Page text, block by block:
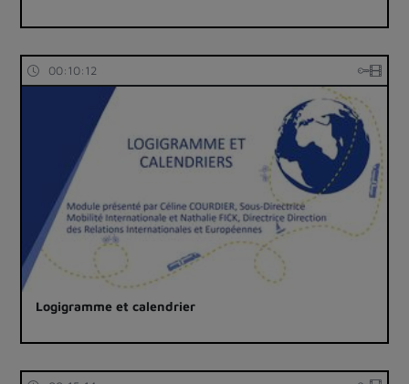
00:10:12
Logigramme et calendrier